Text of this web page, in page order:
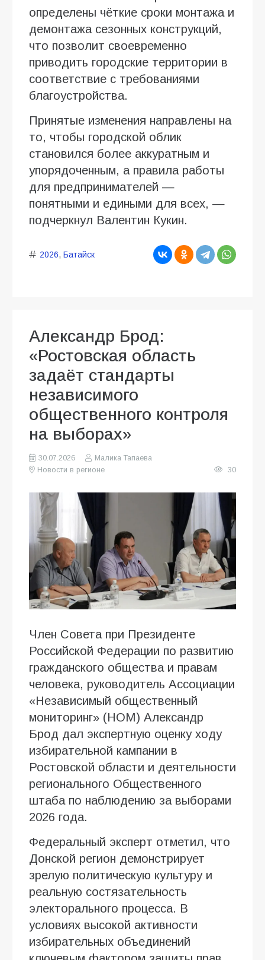
определены чёткие сроки монтажа и
демонтажа сезонных конструкций,
что позволит своевременно
приводить городские территории в
соответствие с требованиями
благоустройства.
Принятые изменения направлены на
то, чтобы городской облик
становился более аккуратным и
упорядоченным, а правила работы
для предпринимателей —
понятными и едиными для всех, —
подчеркнул Валентин Кукин.
2026, Батайск
Александр Брод:
«Ростовская область
задаёт стандарты
независимого
общественного контроля
на выборах»
30.07.2026
Малика Тапаева
Новости в регионе
30
Член Совета при Президенте
Российской Федерации по развитию
гражданского общества и правам
человека, руководитель Ассоциации
«Независимый общественный
мониторинг» (НОМ) Александр
Брод дал экспертную оценку ходу
избирательной кампании в
Ростовской области и деятельности
регионального Общественного
штаба по наблюдению за выборами
2026 года.
Федеральный эксперт отметил, что
Донской регион демонстрирует
зрелую политическую культуру и
реальную состязательность
электорального процесса. В
условиях высокой активности
избирательных объединений